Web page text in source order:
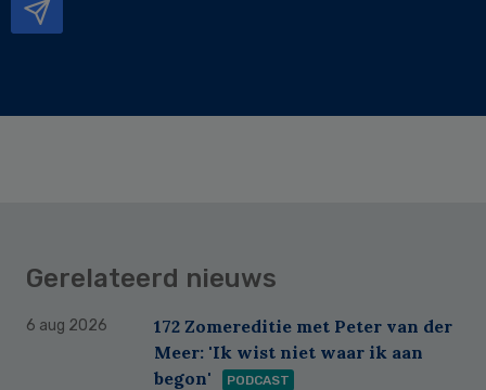
Gerelateerd nieuws
6 aug 2026
172 Zomereditie met Peter van der
Meer: 'Ik wist niet waar ik aan
begon'
PODCAST